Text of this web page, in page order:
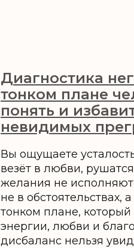
Диагностика
тонком плане
понять и
невидимых
Вы ощущаете
везёт в любви,
желания не
не в обстоятельствах,
тонком плане,
энергии, любви и
дисбаланс нельзя